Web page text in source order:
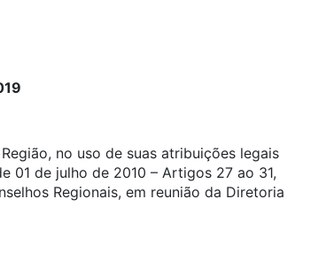
no uso de suas atribuições legais
01 de julho de 2010 – Artigos 27 ao 31,
Regionais, em reunião da Diretoria